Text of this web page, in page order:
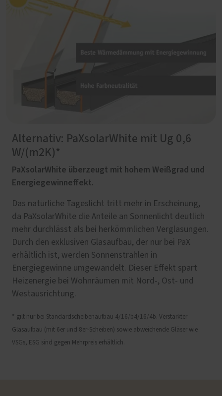
Alternativ: PaXsolarWhite mit Ug 0,6
W/(m2K)*
PaXsolarWhite überzeugt mit hohem Weißgrad und
Energiegewinneffekt.
Das natürliche Tageslicht tritt mehr in Erscheinung,
da PaXsolarWhite die Anteile an Sonnenlicht deutlich
mehr durchlässt als bei herkömmlichen Verglasungen.
Durch den exklusiven Glasaufbau, der nur bei PaX
erhältlich ist, werden Sonnenstrahlen in
Energiegewinne umgewandelt. Dieser Effekt spart
Heizenergie bei Wohnräumen mit Nord-, Ost- und
Westausrichtung.
* gilt nur bei Standardscheibenaufbau 4/16/b4/16/4b. Verstärkter
Glasaufbau (mit 6er und 8er-Scheiben) sowie abweichende Gläser wie
VSGs, ESG sind gegen Mehrpreis erhältlich.